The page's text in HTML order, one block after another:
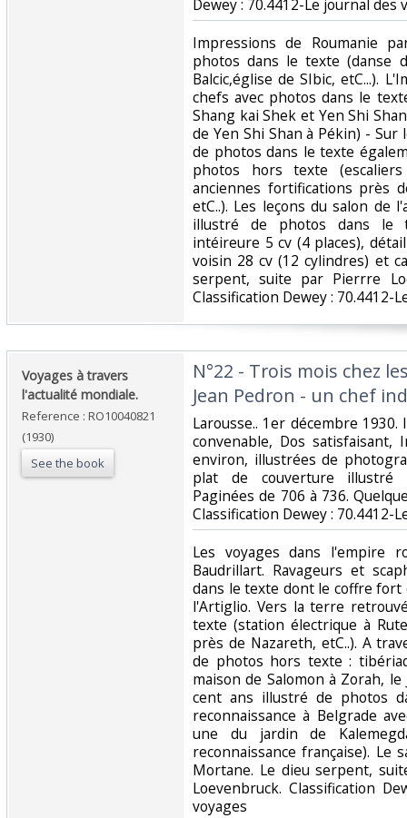
Dewey : 70.4412-Le journal des
‎Impressions de Roumanie
photos dans le texte (danse
Balcic,église de SIbic, etC...).
chefs avec photos dans le
Shang kai Shek et Yen Shi
de Yen Shi Shan à Pékin) -
de photos dans le texte
photos hors texte
anciennes fortifications près
etC..). Les leçons du salon de
illustré de photos dans le
intéireure 5 cv (4 places),
voisin 28 cv (12 cylindres) et
serpent, suite par Pierrre
Classification Dewey : 70.4412-
‎Voyages à travers
l'actualité mondiale.‎
Reference : RO10040821
(1930)
See the book
‎N°22 - Trois mois chez
Jean Pedron - un chef
‎Larousse.. 1er décembre 1930.
convenable, Dos
environ, illustrées de
plat de couverture illustré
Paginées de 706 à 736.
Classification Dewey : 70.4412-
‎Les voyages dans l'empire
Baudrillart. Ravageurs et
dans le texte dont le coffre
l'Artiglio. Vers la terre
texte (station électrique à
près de Nazareth, etC..). A
de photos hors texte :
maison de Salomon à Zorah, le
cent ans illustré de photos
reconnaissance à Belgrade
une du jardin de
reconnaissance française). Le
Mortane. Le dieu serpent,
Loevenbruck. Classification
voyages‎